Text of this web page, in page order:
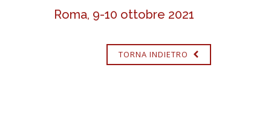
Roma, 9-10 ottobre 2021
TORNA INDIETRO